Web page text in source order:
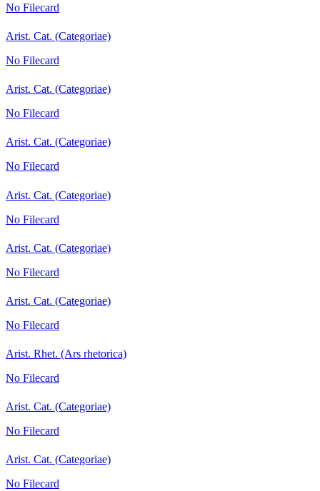
No Filecard
Arist. Cat. (Categoriae)
No Filecard
Arist. Cat. (Categoriae)
No Filecard
Arist. Cat. (Categoriae)
No Filecard
Arist. Cat. (Categoriae)
No Filecard
Arist. Cat. (Categoriae)
No Filecard
Arist. Cat. (Categoriae)
No Filecard
Arist. Rhet. (Ars rhetorica)
No Filecard
Arist. Cat. (Categoriae)
No Filecard
Arist. Cat. (Categoriae)
No Filecard